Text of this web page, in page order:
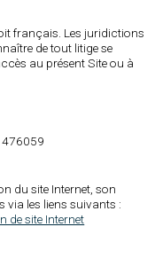
français. Les juridictions
de tout litige se
au présent Site ou à
du site Internet, son
via les liens suivants :
de site Internet